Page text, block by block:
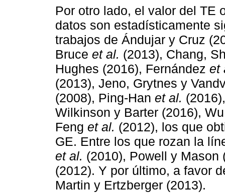
Por otro lado, el valor del TE
datos son estadísticamente
trabajos de Ándujar y Cruz
Bruce et al. (2013), Chang,
Hughes (2016), Fernández et
(2013), Jeno, Grytnes y
(2008), Ping-Han et al.
Wilkinson y Barter (2016),
Feng et al. (2012), los que
GE. Entre los que rozan la
et al. (2010), Powell y Mason
(2012). Y por último, a favor
Martin y Ertzberger (2013).